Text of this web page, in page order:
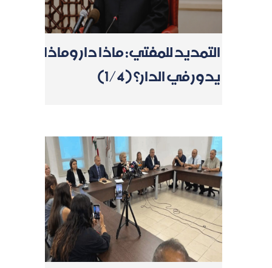
التمديد للمفتي: ماذا دار وماذا
يدور في الدار؟ (1/4)